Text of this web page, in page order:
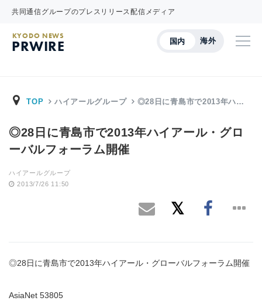
共同通信グループのプレスリリース配信メディア
国内 海外
KYODO NEWS
PRWIRE
TOP ハイアールグループ ◎28日に青島市で2013年ハ…
◎28日に青島市で2013年ハイアール・グロ
ーバルフォーラム開催
ハイアールグループ
2013/7/26 11:50
◎28日に青島市で2013年ハイアール・グローバルフォーラム開催
AsiaNet 53805